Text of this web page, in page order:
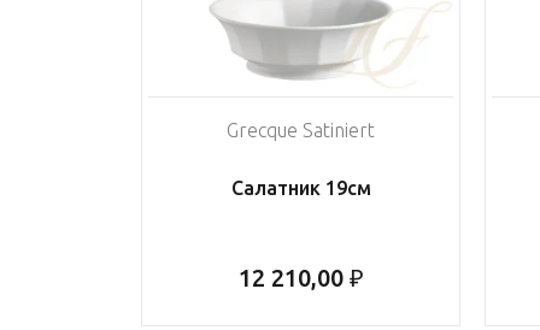
Grecque Satiniert
Салатник 19см
12 210,00 ₽